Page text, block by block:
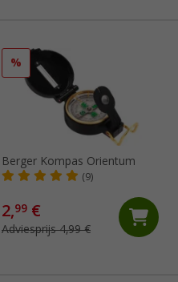
%
Berger Kompas Orientum
(9)
2,99 €
Adviesprijs 4,99 €